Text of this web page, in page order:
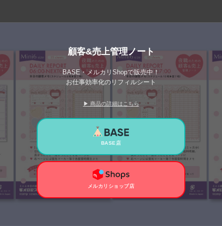
顧客&売上管理ノート
BASE・メルカリShopで販売中！
お仕事効率化のリフィルシート
▶ 商品の詳細はこちら
BASE店
メルカリショップ店